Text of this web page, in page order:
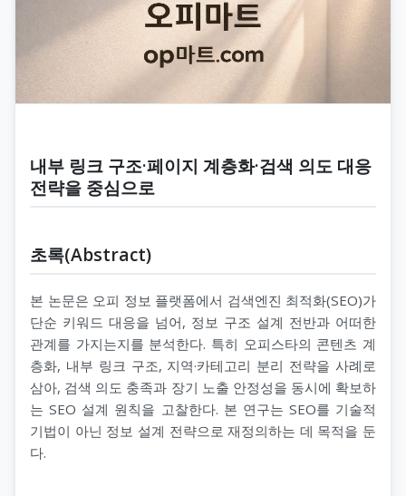
내부 링크 구조·페이지 계층화·검색 의도 대응
전략을 중심으로
초록(Abstract)
본 논문은 오피 정보 플랫폼에서 검색엔진 최적화(SEO)가
단순 키워드 대응을 넘어, 정보 구조 설계 전반과 어떠한
관계를 가지는지를 분석한다. 특히 오피스타의 콘텐츠 계
층화, 내부 링크 구조, 지역·카테고리 분리 전략을 사례로
삼아, 검색 의도 충족과 장기 노출 안정성을 동시에 확보하
는 SEO 설계 원칙을 고찰한다. 본 연구는 SEO를 기술적
기법이 아닌 정보 설계 전략으로 재정의하는 데 목적을 둔
다.